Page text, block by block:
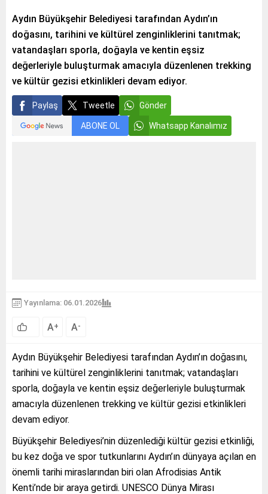
Aydın Büyükşehir Belediyesi tarafından Aydın’ın
doğasını, tarihini ve kültürel zenginliklerini tanıtmak;
vatandaşları sporla, doğayla ve kentin eşsiz
değerleriyle buluşturmak amacıyla düzenlenen trekking
ve kültür gezisi etkinlikleri devam ediyor.
Paylaş Tweetle Gönder
ABONE OL Whatsapp Kanalımız
Yayınlama: 06.01.2026
A+ A-
Aydın Büyükşehir Belediyesi tarafından Aydın’ın doğasını,
tarihini ve kültürel zenginliklerini tanıtmak; vatandaşları
sporla, doğayla ve kentin eşsiz değerleriyle buluşturmak
amacıyla düzenlenen trekking ve kültür gezisi etkinlikleri
devam ediyor.
Büyükşehir Belediyesi’nin düzenlediği kültür gezisi etkinliği,
bu kez doğa ve spor tutkunlarını Aydın’ın dünyaya açılan en
önemli tarihi miraslarından biri olan Afrodisias Antik
Kenti’nde bir araya getirdi. UNESCO Dünya Mirası